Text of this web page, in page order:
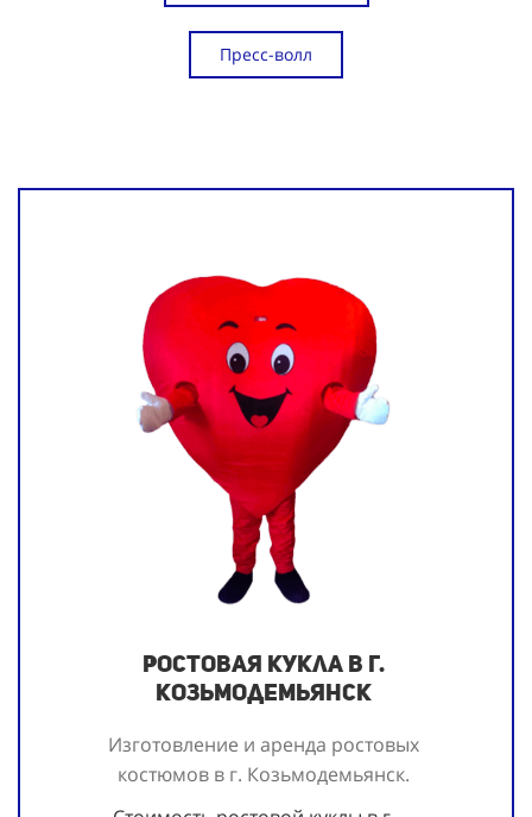
Пресс-волл
Ростовая кукла в г.
Козьмодемьянск
Изготовление и аренда ростовых
костюмов в г. Козьмодемьянск.